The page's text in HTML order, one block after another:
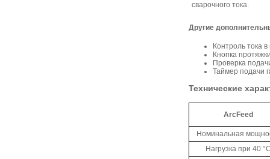
сварочного тока.
Другие
Контроль тока
Кнопка
Проверка
Таймер подачи
Технические
ArcFeed
Номинальная
Нагрузка при 40